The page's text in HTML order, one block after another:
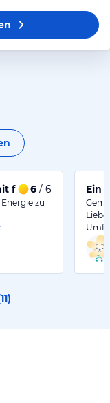
freundlichem
6 / 6
zu
Ein
11)